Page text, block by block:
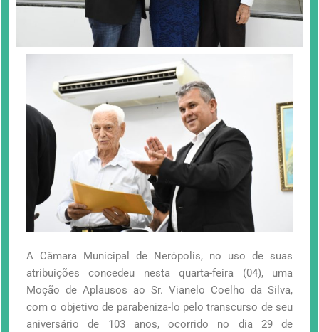
A Câmara Municipal de Nerópolis, no uso de suas
atribuições concedeu nesta quarta-feira (04), uma
Moção de Aplausos ao Sr. Vianelo Coelho da Silva,
com o objetivo de parabeniza-lo pelo transcurso de seu
aniversário de 103 anos, ocorrido no dia 29 de